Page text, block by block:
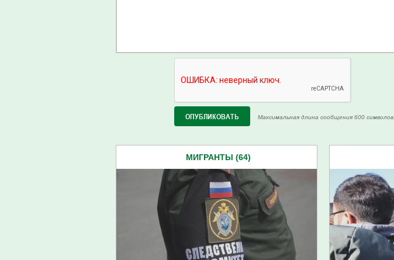
Максимальная длина сообщения 600 символов.
МИГРАНТЫ (64)